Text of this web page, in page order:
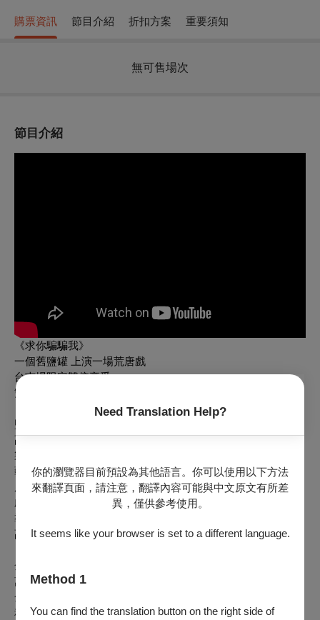
Need Translation Help?
你的瀏覽器目前預設為其他語言。你可以使用以下方法
來翻譯頁面，請注意，翻譯內容可能與中文原文有所差
異，僅供參考使用。
It seems like your browser is set to a different language.
Method 1
You can find the translation button on the right side of
購票資訊 節目介紹 折扣方案 重要須知
無可售場次
節目介紹
《求你騙騙我》
一個舊鹽罐 上演一場荒唐戲
台南場限定雙倍享受
雙主演各飆演技 雙倍體驗不同韻味
監 製｜陳悅宜
副監製｜鄒求強、賴銘仁
製作人｜彭宏志
藝術總監｜王海玲
原創劇本｜林戈明
劇本編修｜朱陸豪
導 演｜朱陸豪
副導演｜殷青群
金登科｜2/18林文瑋飾、2/19朱海珊飾
萬 歲｜王海玲
金 妻｜蕭揚玲
程總管｜殷青群